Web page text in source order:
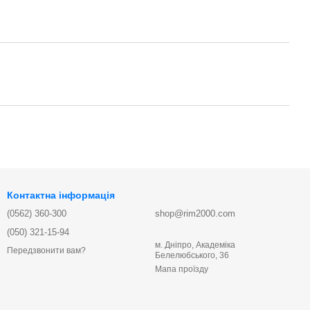
Контактна інформація
(0562) 360-300
(050) 321-15-94
Передзвонити вам?
shop@rim2000.com
м. Дніпро, Академіка
Белелюбського, 36
Мапа проїзду